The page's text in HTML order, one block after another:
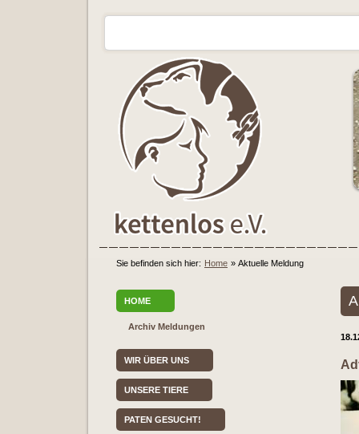
Sie befinden sich hier: Home » Aktuelle Meldung
HOME
Archiv Meldungen
WIR ÜBER UNS
UNSERE TIERE
PATEN GESUCHT!